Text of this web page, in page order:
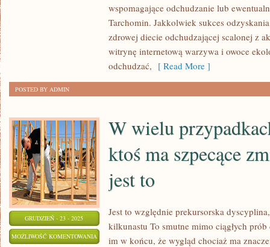
JEST
UCIĄŻLIWE.
DUŻO
TRUDNIEJ
JEST
JUŻ
wspomagające odchudzanie lub
Tarchomin. Jakkolwiek sukces
zdrowej diecie odchudzającej scalonej z
witrynę internetową warzywa i owoce
odchudzać, [ Read More ]
POSTED BY ADMIN
GRUDZIEŃ - 23 - 2025
MOŻLIWOŚĆ KOMENTOWANIA
W wielu
ktoś ma szpecące
jest to
Jest to względnie prekursorska
kilkunastu To smutne mimo ciągłych
im w końcu, że wygląd chociaż ma